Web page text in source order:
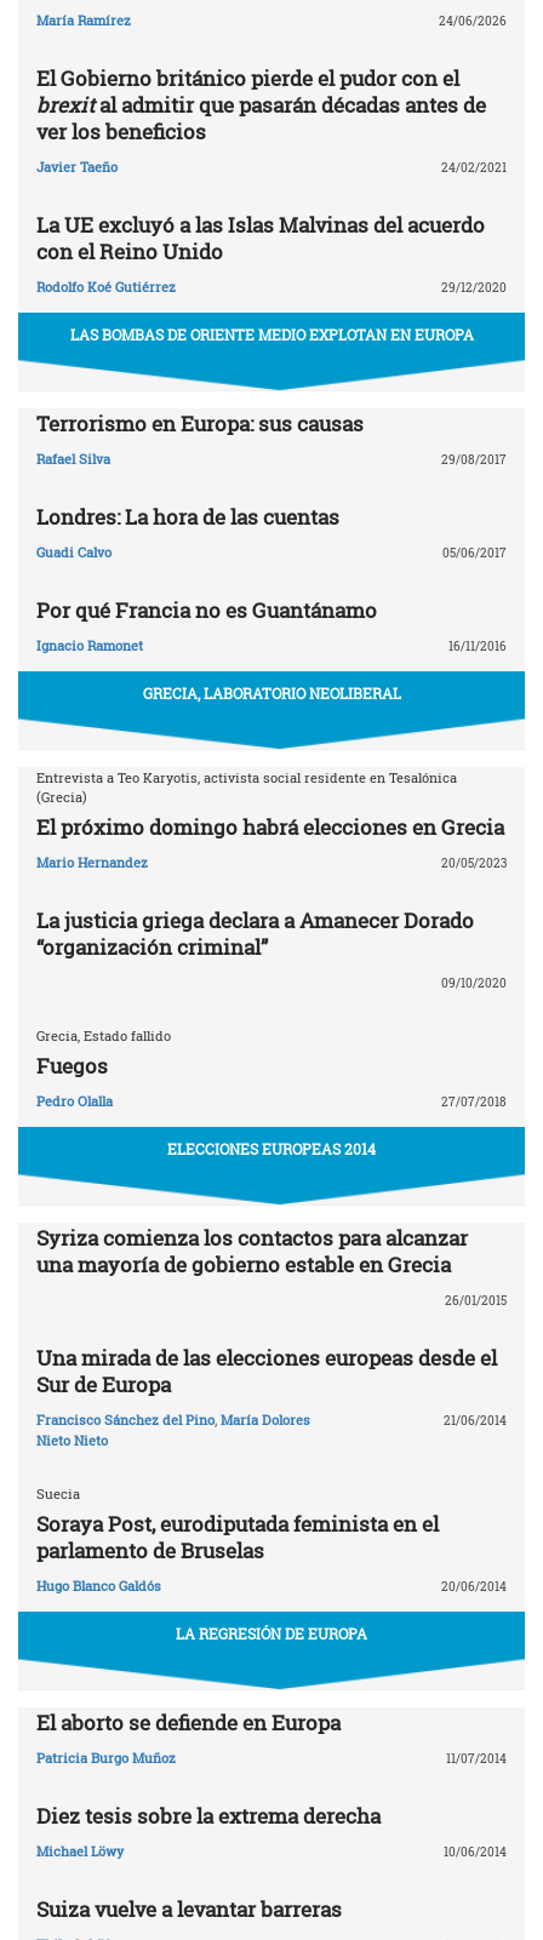
María Ramírez 24/06/2026
El Gobierno británico pierde el pudor con el
brexital admitir que pasarán décadas antes de
ver los beneficios
Javier Taeño 24/02/2021
La UE excluyó a las Islas Malvinas del acuerdo
con el Reino Unido
Rodolfo Koé Gutiérrez 29/12/2020
LAS BOMBAS DE ORIENTE MEDIO EXPLOTAN EN EUROPA
Terrorismo en Europa: sus causas
Rafael Silva 29/08/2017
Londres: La hora de las cuentas
Guadi Calvo 05/06/2017
Por qué Francia no es Guantánamo
Ignacio Ramonet 16/11/2016
GRECIA, LABORATORIO NEOLIBERAL
Entrevista a Teo Karyotis, activista social residente en Tesalónica
(Grecia)
El próximo domingo habrá elecciones en Grecia
Mario Hernandez 20/05/2023
La justicia griega declara a Amanecer Dorado
“organización criminal”
09/10/2020
Grecia, Estado fallido
Fuegos
Pedro Olalla 27/07/2018
ELECCIONES EUROPEAS 2014
Syriza comienza los contactos para alcanzar
una mayoría de gobierno estable en Grecia
26/01/2015
Una mirada de las elecciones europeas desde el
Sur de Europa
Francisco Sánchez del Pino, María Dolores
Nieto Nieto
21/06/2014
Suecia
Soraya Post, eurodiputada feminista en el
parlamento de Bruselas
Hugo Blanco Galdós 20/06/2014
LA REGRESIÓN DE EUROPA
El aborto se defiende en Europa
Patricia Burgo Muñoz 11/07/2014
Diez tesis sobre la extrema derecha
Michael Löwy 10/06/2014
Suiza vuelve a levantar barreras